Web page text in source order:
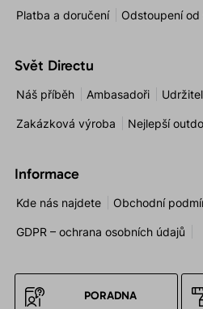
Platba a doručení Odstoupení od
Svět Directu
Náš příběh Ambasadoři
Zakázková výroba Nejlepší
Informace
Kde nás najdete Obchodní
GDPR – ochrana osobních údajů
PORADNA